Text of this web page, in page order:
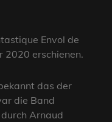
Envol de
2020 erschienen.
das der
die Band
Arnaud